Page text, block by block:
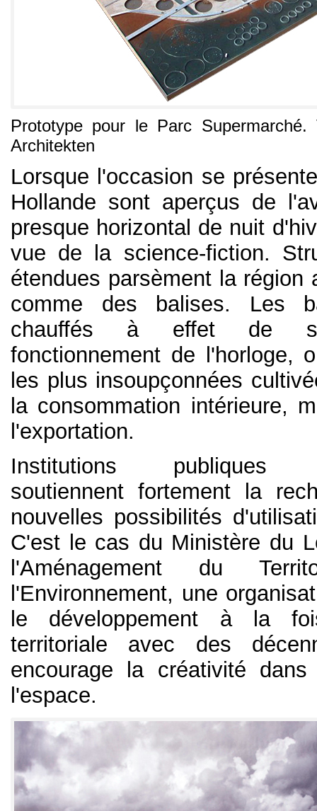
Prototype pour le Parc Supermarché.
Architekten
Lorsque l'occasion se
Hollande sont aperçus de
presque horizontal de nuit
vue de la science-fiction.
étendues parsèment la région
comme des balises. Les
chauffés à effet de
fonctionnement de l'horloge,
les plus insoupçonnées
la consommation intérieure,
l'exportation.
Institutions publiques
soutiennent fortement la
nouvelles possibilités
C'est le cas du Ministère du
l'Aménagement du
l'Environnement, une
le développement à la
territoriale avec des
encourage la créativité
l'espace.